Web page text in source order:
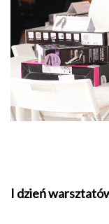
I dzień